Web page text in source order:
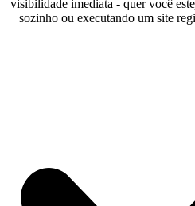
visibilidade imediata - quer você
sozinho ou executando um site